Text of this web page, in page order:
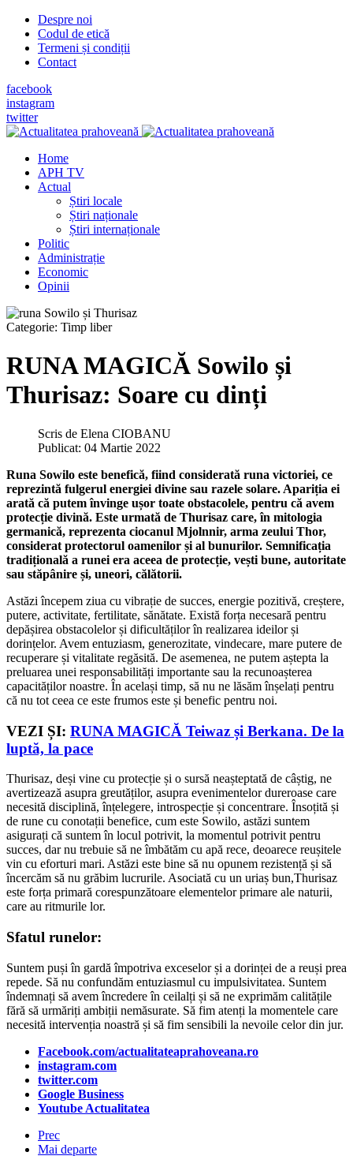
Despre noi
Codul de etică
Termeni și condiții
Contact
facebook
instagram
twitter
Home
APH TV
Actual
Știri locale
Știri naționale
Știri internaționale
Politic
Administrație
Economic
Opinii
Categorie: Timp liber
RUNA MAGICĂ Sowilo și
Thurisaz: Soare cu dinți
Scris de Elena CIOBANU
Publicat: 04 Martie 2022
Runa Sowilo este benefică, fiind considerată runa victoriei, ce
reprezintă fulgerul energiei divine sau razele solare. Apariția ei
arată că putem învinge ușor toate obstacolele, pentru că avem
protecție divină. Este urmată de Thurisaz care, în mitologia
germanică, reprezenta ciocanul Mjolnnir, arma zeului Thor,
considerat protectorul oamenilor și al bunurilor. Semnificația
tradițională a runei era aceea de protecție, vești bune, autoritate
sau stăpânire și, uneori, călătorii.
Astăzi începem ziua cu vibrație de succes, energie pozitivă, creștere,
putere, activitate, fertilitate, sănătate. Există forța necesară pentru
depășirea obstacolelor și dificultăților în realizarea ideilor și
dorințelor. Avem entuziasm, generozitate, vindecare, mare putere de
recuperare și vitalitate regăsită. De asemenea, ne putem aștepta la
preluarea unei responsabilități importante sau la recunoașterea
capacităților noastre. În același timp, să nu ne lăsăm înșelați pentru
că nu tot ceea ce este frumos este și benefic pentru noi.
VEZI ȘI: RUNA MAGICĂ Teiwaz și Berkana. De la
luptă, la pace
Thurisaz, deși vine cu protecție și o sursă neașteptată de câștig, ne
avertizează asupra greutăților, asupra evenimentelor dureroase care
necesită disciplină, înțelegere, introspecție și concentrare. Însoțită și
de rune cu conotații benefice, cum este Sowilo, astăzi suntem
asigurați că suntem în locul potrivit, la momentul potrivit pentru
succes, dar nu trebuie să ne îmbătăm cu apă rece, deoarece reușitele
vin cu eforturi mari. Astăzi este bine să nu opunem rezistență și să
încercăm să nu grăbim lucrurile. Asociată cu un uriaș bun,Thurisaz
este forța primară corespunzătoare elementelor primare ale naturii,
care au ritmurile lor.
Sfatul runelor:
Suntem puși în gardă împotriva exceselor și a dorinței de a reuși prea
repede. Să nu confundăm entuziasmul cu impulsivitatea. Suntem
îndemnați să avem încredere în ceilalți și să ne exprimăm calitățile
fără să urmăriți ambiții nemăsurate. Să fim atenți la momentele care
necesită intervenția noastră și să fim sensibili la nevoile celor din jur.
Facebook.com/actualitateaprahoveana.ro
instagram.com
twitter.com
Google Business
Youtube Actualitatea
Prec
Mai departe